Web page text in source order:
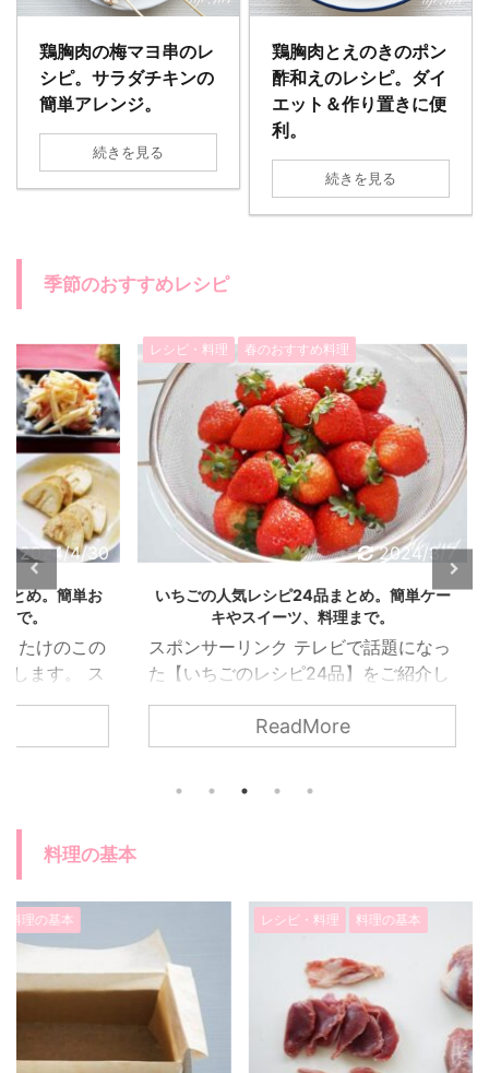
鶏胸肉の梅マヨ串のレ
シピ。サラダチキンの
簡単アレンジ。
続きを見る
鶏胸肉とえのきのポン
酢和えのレシピ。ダイ
エット＆作り置きに便
利。
続きを見る
季節のおすすめレシピ
4/30
単お
この
ス
ずか
た。
も
すめ
。
レシピ・料理 春のおすすめ料理
2024/3/7
いちごの人気レシピ24品まとめ。簡単ケー
キやスイーツ、料理まで。
スポンサーリンク テレビで話題になっ
た【いちごのレシピ24品】をご紹介し
ます。 簡単にできるケーキからスイー
ツ、調味料まで人気の料理をまとめま
した。 いちごが美味しい季節に是非作
ReadMore
レシピ
メロ
スポ
メロ
ロン
も多
料理の基本